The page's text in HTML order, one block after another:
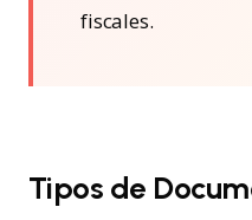
fiscales.
Tipos de